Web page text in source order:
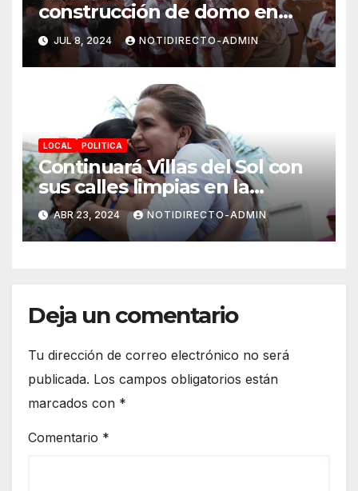
construcción de domo en
Primaria “Ermilo Abreu
Gómez” en Benito Juárez
para bienestar de alumnas y
alumnos
JUL 8, 2024 NOTIDIRECTO-ADMIN
LOCAL POLITICA
Continuará Villas del Sol con
sus calles limpias en la
renovación: Lili Campos
ABR 23, 2024 NOTIDIRECTO-ADMIN
Deja un comentario
Tu dirección de correo electrónico no será
publicada. Los campos obligatorios están
marcados con *
Comentario *